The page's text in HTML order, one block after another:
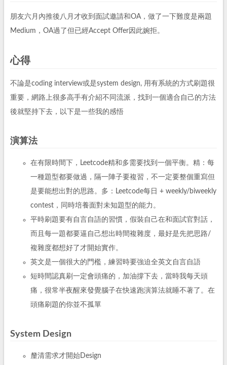
朋友六月內推後八月才收到面試邀請和OA，做了一下難度是兩題
Medium，OA過了但已經Accept Offer因此婉拒。
心得
不論是coding interview或是system design, 用有系統的方式刷題很
重要，網路上很多高手有介紹不同流派，找到一個適合自己的方法
後就堅持下去，以下是一些我的感悟
演算法
在有限時間下，Leetcode精和多需要找到一個平衡。精：每
一種題型都要做過，隔一陣子要複習，不一定要整個重寫但
是要能想出對的思路。多：Leetcode每日 + weekly/biweekly
contest，同時培養面對未知題型的能力。
平時刷題要有自言自語的習慣，假裝自己在和面試官對話，
而且每一題都要逼自己想出時間複雜度，最好是先把思路/
複雜度都想好了才開始實作。
英文是一個很大的門檻，練習時要強迫全英文自言自語
短時間認真刷一定會頭痛的，加油撐下去，當時我每天頭
痛，很常半夜醒來發覺腦子在快速跑演算法就睡不著了。在
頭痛刷題的你並不孤單
System Design
釐清需求才開始Design